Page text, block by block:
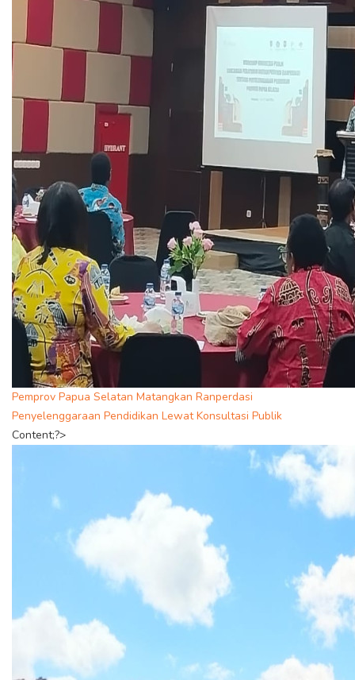
Pemprov Papua Selatan Matangkan Ranperdasi
Penyelenggaraan Pendidikan Lewat Konsultasi Publik
Content;?>